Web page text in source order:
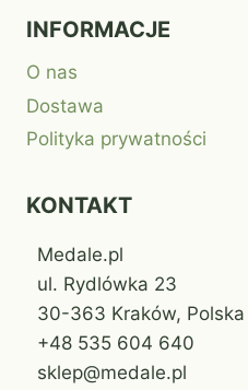
INFORMACJE
O nas
Dostawa
Polityka prywatności
KONTAKT
Medale.pl
ul. Rydlówka 23
30-363 Kraków, Polska
+48 535 604 640
sklep@medale.pl